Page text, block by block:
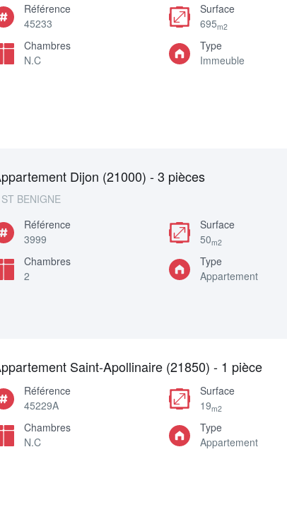
Référence
45233
Surface
695m2
Chambres
N.C
Type
Immeuble
Dijon (21000) - 3 pièces
BENIGNE
Référence
3999
Surface
50m2
Chambres
2
Type
Appartement
Saint-Apollinaire (21850) - 1 pièce
Référence
45229A
Surface
19m2
Chambres
N.C
Type
Appartement